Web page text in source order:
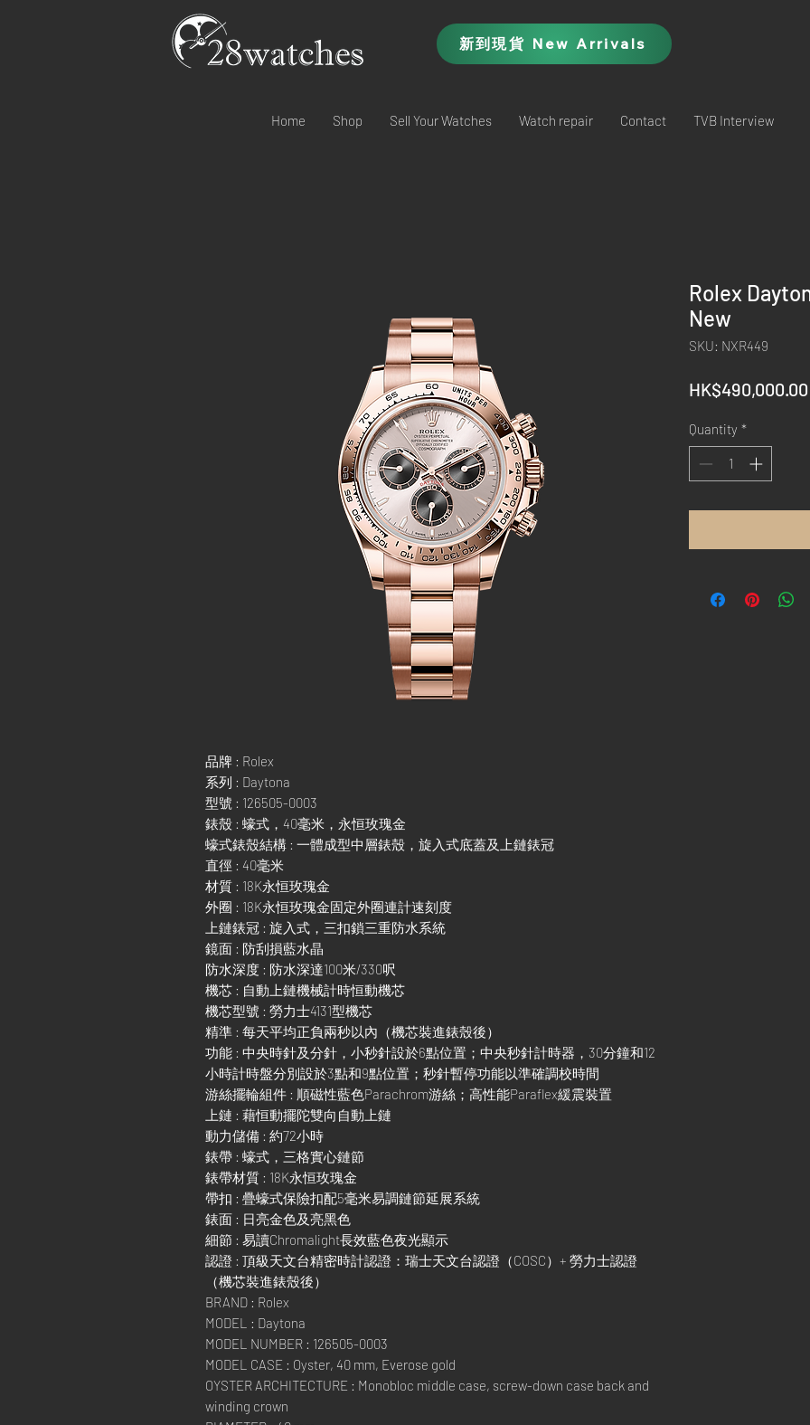
新到現貨 New Arrivals
Home Shop Sell Your Watches Watch repair Contact TVB Interview
品牌 : Rolex
系列 : Daytona
型號 : 126505-0003
錶殼 : 蠔式，40毫米，永恒玫瑰金
蠔式錶殼結構 : 一體成型中層錶殼，旋入式底蓋及上鏈錶冠
直徑 : 40毫米
材質 : 18K永恒玫瑰金
外圈 : 18K永恒玫瑰金固定外圈連計速刻度
上鏈錶冠 : 旋入式，三扣鎖三重防水系統
鏡面 : 防刮損藍水晶
防水深度 : 防水深達100米/330呎
機芯 : 自動上鏈機械計時恒動機芯
機芯型號 : 勞力士4131型機芯
精準 : 每天平均正負兩秒以內（機芯裝進錶殼後）
功能 : 中央時針及分針，小秒針設於6點位置；中央秒針計時器，30分鐘和12
小時計時盤分別設於3點和9點位置；秒針暫停功能以準確調校時間
游絲擺輪組件 : 順磁性藍色Parachrom游絲；高性能Paraflex緩震裝置
上鏈 : 藉恒動擺陀雙向自動上鏈
動力儲備 : 約72小時
錶帶 : 蠔式，三格實心鏈節
錶帶材質 : 18K永恒玫瑰金
帶扣 : 疊蠔式保險扣配5毫米易調鏈節延展系統
錶面 : 日亮金色及亮黑色
細節 : 易讀Chromalight長效藍色夜光顯示
認證 : 頂級天文台精密時計認證：瑞士天文台認證（COSC）+ 勞力士認證
（機芯裝進錶殼後）
BRAND : Rolex
MODEL : Daytona
MODEL NUMBER : 126505-0003
MODEL CASE : Oyster, 40 mm, Everose gold
OYSTER ARCHITECTURE : Monobloc middle case, screw-down case back and
winding crown
Rolex
New
SKU: NXR449
HK$490,000.00
Quantity *